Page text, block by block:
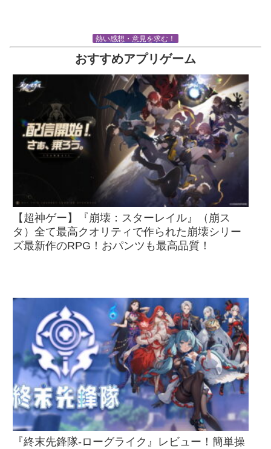
熱い感想・意見を求む！
おすすめアプリゲーム
【超神ゲー】『崩壊：スターレイル』（崩ス
タ）全て最高クオリティで作られた崩壊シリー
ズ最新作のRPG！おパンツも最高品質！
『終末先鋒隊-ローグライク』レビュー！簡単操